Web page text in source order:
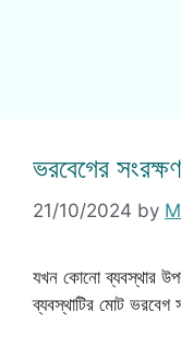
ভরবেগের
21/10/2024 by
যখন কোনো ব্যবস্থার
ব্যবস্থাটির মোট ভরবেগ